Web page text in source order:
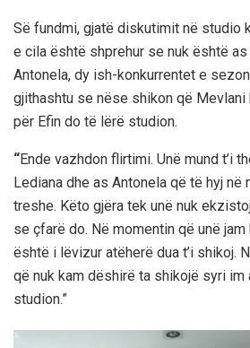
Së fundmi, gjatë diskutimit në studio
e cila është shprehur se nuk është
Antonela, dy ish-konkurrentet e
gjithashtu se nëse shikon që
për Efin do të lërë studion.
“Ende vazhdon flirtimi. Unë mund t’i
Lediana dhe as Antonela që të hyj në
treshe. Këto gjëra tek unë nuk
se çfarë do. Në momentin që unë
është i lëvizur atëherë dua t’i shikoj.
që nuk kam dëshirë ta shikojë syri im
studion.”